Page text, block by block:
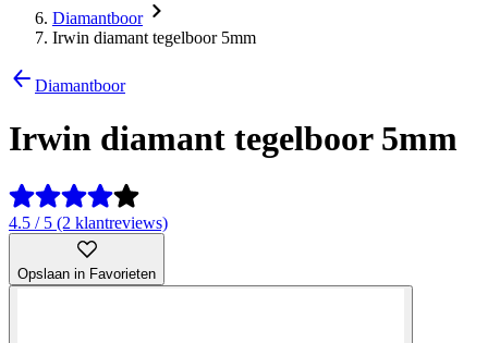
Diamantboor
Irwin diamant tegelboor 5mm
Diamantboor
Irwin diamant tegelboor 5mm
4.5 / 5 (2 klantreviews)
Opslaan in Favorieten